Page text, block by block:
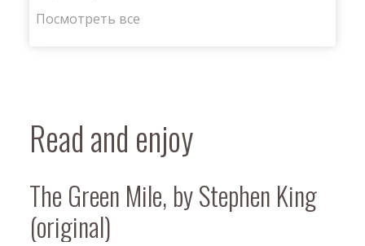
Посмотреть все
Read and enjoy
The Green Mile, by Stephen King
(original)